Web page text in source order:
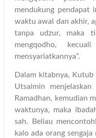
mendukung pendapat
waktu awal dan akhir,
tanpa udzur, maka
mengqodho,
mensyariatkannya”.
Dalam kitabnya, Kutub
Utsaimin
Ramadhan, kemudian
waktunya, maka
sah. Beliau
kalo ada orang